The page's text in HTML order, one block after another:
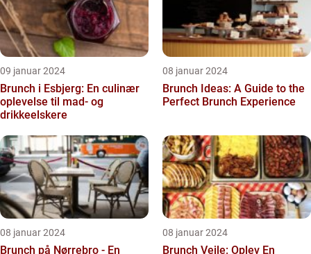
09 januar 2024
Brunch i Esbjerg: En culinær
oplevelse til mad- og
drikkeelskere
08 januar 2024
Brunch Ideas: A Guide to the
Perfect Brunch Experience
08 januar 2024
Brunch på Nørrebro - En
08 januar 2024
Brunch Vejle: Oplev En